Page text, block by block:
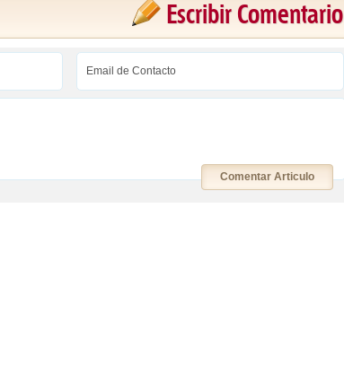
Escribir Comentario
Comentar Articulo